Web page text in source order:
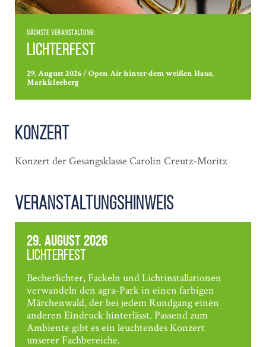
Nächste Veranstaltung:
Lichterfest
29. August 2026 / Open Air hinter dem weißen Haus,
Markkleeberg
Konzert
Konzert der Gesangsklasse Carolin Creutz-Moritz
Veranstaltungshinweis
29. August 2026
Lichterfest
Becherlichter, Fackeln und Lichtinstallationen
verwandeln den agra-Park in einen farbigen
Märchenwald, der bei jedem Rundgang einen
anderen Eindruck hinterlässt. Passend zum
Ambiente gibt es ein leuchtendes Konzert
unserer Fachbereiche.